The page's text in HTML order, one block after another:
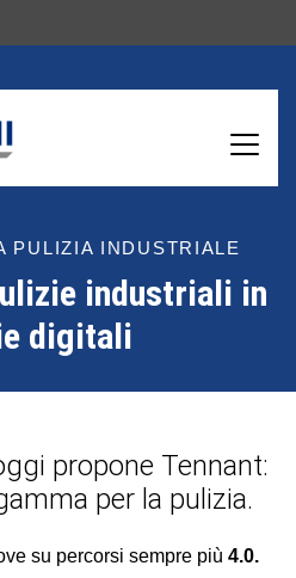
PULIZIA INDUSTRIALE
industriali in
digitali
propone Tennant:
per la pulizia.
su percorsi sempre più 4.0.